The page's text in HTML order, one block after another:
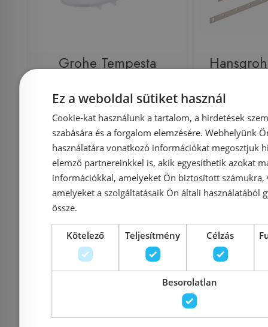
Grohe Tempesta
polc 27596000
Azonosító: 131648
Cikkszám: 27596000
2 280 Ft2 120 Ft
Kosárba
96615
17 646 Ft
Ez a weboldal sütiket használ
Cookie-kat használunk a tartalom, a hirdetések
szabására és a forgalom elemzésére. Webhelyünk
használatára vonatkozó információkat megosztjuk
elemző partnereinkkel is, akik egyesíthetik azokat
információkkal, amelyeket Ön biztosított számukra,
amelyeket a szolgáltatásaik Ön általi használatából
össze.
Kötelező Teljesítmény Célzás
Besorolatlan